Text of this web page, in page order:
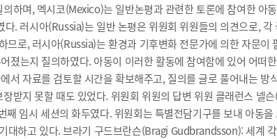
하며, 멕시코(Mexico)는 일반논평과 관련한 토론에 참여한
. 러시아(Russia)는 일반 논평은 위원회 위원들의 의견으로,
므로, 러시아(Russia)는 환경과 기후변화 전문가에 의한 자문
졌는지 질의하였다. 아동이 이러한 활동에 참여함에 있어 어
서 자료를 검토할 시간을 확보해주고, 질의를 글로 풀어내는
받지 못할 때도 있었다. 위원회 위원의 답변 위원 클래런스
임시 세션의 화두였다. 위원회는 특별전담기구를 보내 아동
대하고 있다. 브라기 구드브란슨(Bragi Gudbrandsson): 세계